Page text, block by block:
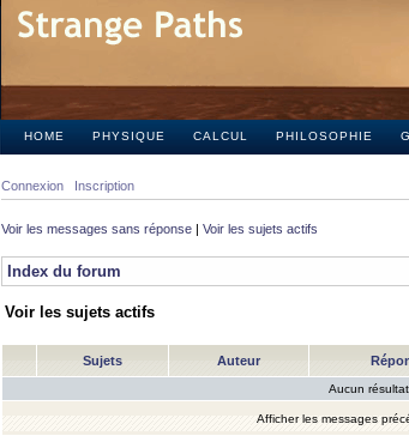
HOME PHYSIQUE CALCUL PHILOSOPHIE
Connexion Inscription
Voir les messages sans réponse | Voir les sujets actifs
Index du forum
Voir les sujets actifs
Sujets Auteur
Aucun
Afficher les messages